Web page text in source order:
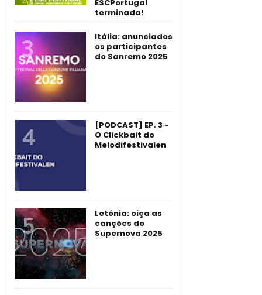
ESCPortugal
terminada!
Itália: anunciados
os participantes
do Sanremo 2025
[PODCAST] EP. 3 -
O Clickbait do
Melodifestivalen
Letónia: oiça as
canções do
Supernova 2025